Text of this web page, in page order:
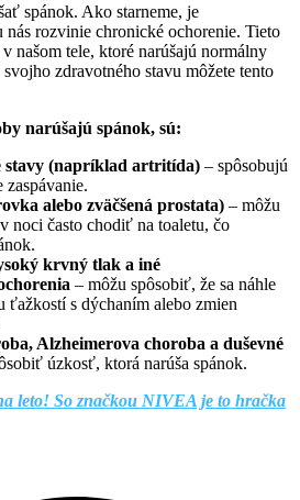
spánok. Ako starneme, je
nás rozvinie chronické ochorenie. Tieto
našom tele, ktoré narúšajú normálny
zdravotného stavu môžete tento
narúšajú spánok, sú:
stavy (napríklad artritída) – spôsobujú
alebo zväčšená prostata) – môžu
noci často chodiť na toaletu, čo
krvný tlak a iné
– môžu spôsobiť, že sa náhle
ťažkostí s dýchaním alebo zmien
Alzheimerova choroba a duševné
úzkosť, ktorá narúša spánok.
leto! So značkou NIVEA je to hračka